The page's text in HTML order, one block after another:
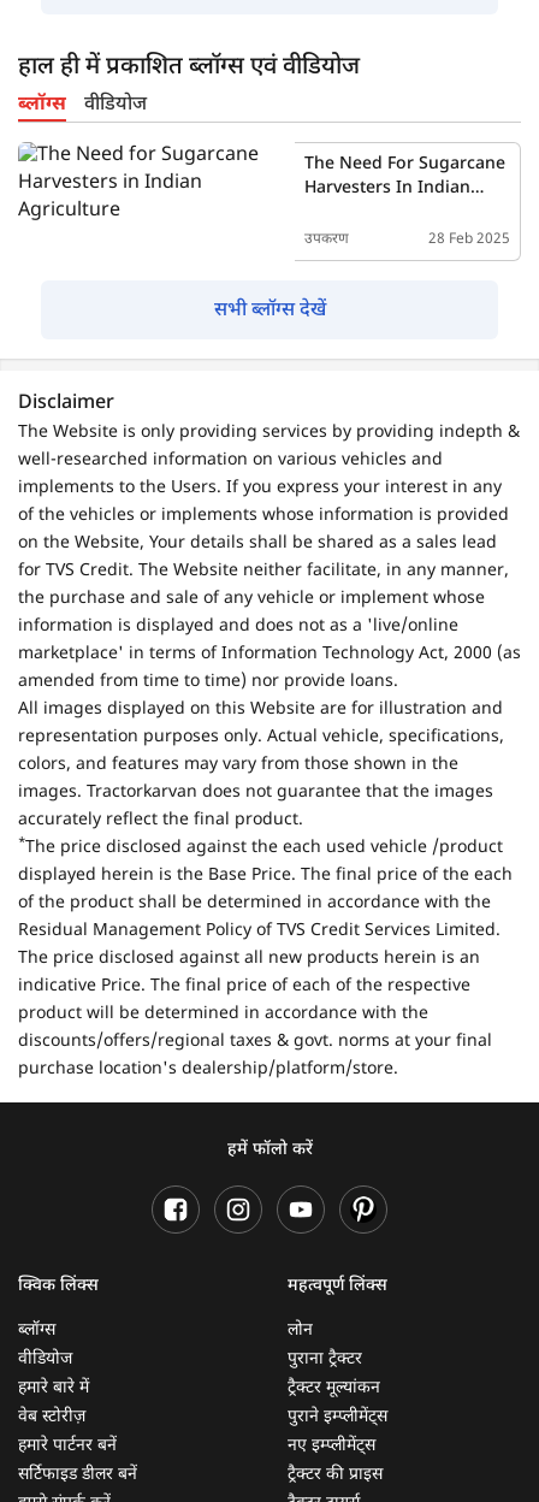
हाल ही में प्रकाशित ब्लॉग्स एवं वीडियोज
ब्लॉग्स वीडियोज
The Need For Sugarcane
Harvesters In Indian
उपकरण 28 Feb 2025
सभी ब्लॉग्स देखें
Disclaimer
The Website is only providing services by providing indepth &
well-researched information on various vehicles and
implements to the Users. If you express your interest in any
of the vehicles or implements whose information is provided
on the Website, Your details shall be shared as a sales lead
for TVS Credit. The Website neither facilitate, in any manner,
the purchase and sale of any vehicle or implement whose
information is displayed and does not as a 'live/online
marketplace' in terms of Information Technology Act, 2000 (as
amended from time to time) nor provide loans.
All images displayed on this Website are for illustration and
representation purposes only. Actual vehicle, specifications,
colors, and features may vary from those shown in the
images. Tractorkarvan does not guarantee that the images
accurately reflect the final product.
*The price disclosed against the each used vehicle /product
displayed herein is the Base Price. The final price of the each
of the product shall be determined in accordance with the
Residual Management Policy of TVS Credit Services Limited.
The price disclosed against all new products herein is an
indicative Price. The final price of each of the respective
product will be determined in accordance with the
discounts/offers/regional taxes & govt. norms at your final
purchase location's dealership/platform/store.
हमें फॉलो करें
क्विक लिंक्स
ब्लॉग्स
वीडियोज
हमारे बारे में
वेब स्टोरीज़
हमारे पार्टनर बनें
सर्टिफाइड डीलर बनें
महत्वपूर्ण लिंक्स
लोन
पुराना ट्रैक्टर
ट्रैक्टर मूल्यांकन
पुराने इम्प्लीमेंट्स
नए इम्प्लीमेंट्स
ट्रैक्टर की प्राइस